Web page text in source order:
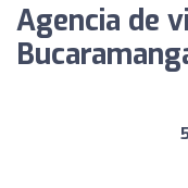
Agencia de